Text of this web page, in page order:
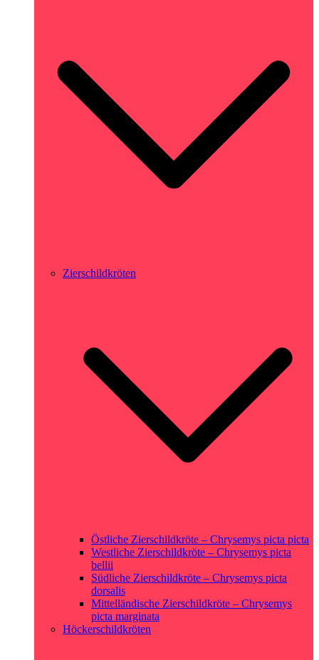
Zierschildkröten
Östliche Zierschildkröte – Chrysemys picta picta
Westliche Zierschildkröte – Chrysemys picta
bellii
Südliche Zierschildkröte – Chrysemys picta
dorsalis
Mittelländische Zierschildkröte – Chrysemys
picta marginata
Höckerschildkröten